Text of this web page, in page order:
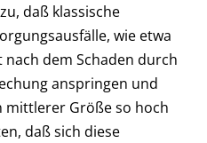
daß klassische
wie etwa
dem Schaden durch
anspringen und
Größe so hoch
daß sich diese